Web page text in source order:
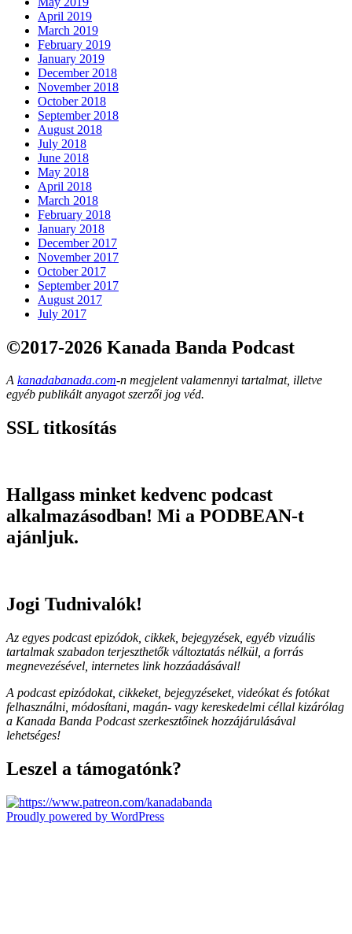
April 2019
March 2019
February 2019
January 2019
December 2018
November 2018
October 2018
September 2018
August 2018
July 2018
June 2018
May 2018
April 2018
March 2018
February 2018
January 2018
December 2017
November 2017
October 2017
September 2017
August 2017
July 2017
©2017-2026 Kanada Banda Podcast
A kanadabanada.com-n megjelent valamennyi tartalmat, illetve
egyéb publikált anyagot szerzői jog véd.
SSL titkosítás
Hallgass minket kedvenc podcast
alkalmazásodban! Mi a PODBEAN-t
ajánljuk.
Jogi Tudnivalók!
Az egyes podcast epizódok, cikkek, bejegyzések, egyéb vizuális
tartalmak szabadon terjeszthetők változtatás nélkül, a forrás
megnevezésével, internetes link hozzáadásával!
A podcast epizódokat, cikkeket, bejegyzéseket, videókat és fotókat
felhasználni, módosítani, magán- vagy kereskedelmi céllal kizárólag
a Kanada Banda Podcast szerkesztőinek hozzájárulásával
lehetséges!
Leszel a támogatónk?
Proudly powered by WordPress